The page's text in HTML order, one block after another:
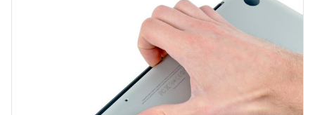
Annuler Publier un commentaire